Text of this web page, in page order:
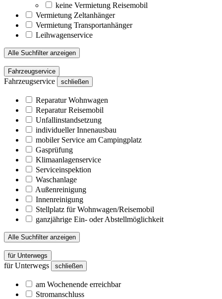
keine Vermietung Reisemobil
Vermietung Zeltanhänger
Vermietung Transportanhänger
Leihwagenservice
Alle Suchfilter anzeigen
Fahrzeugservice
Fahrzeugservice schließen
Reparatur Wohnwagen
Reparatur Reisemobil
Unfallinstandsetzung
individueller Innenausbau
mobiler Service am Campingplatz
Gasprüfung
Klimaanlagenservice
Serviceinspektion
Waschanlage
Außenreinigung
Innenreinigung
Stellplatz für Wohnwagen/Reisemobil
ganzjährige Ein- oder Abstellmöglichkeit
Alle Suchfilter anzeigen
für Unterwegs
für Unterwegs schließen
am Wochenende erreichbar
Stromanschluss